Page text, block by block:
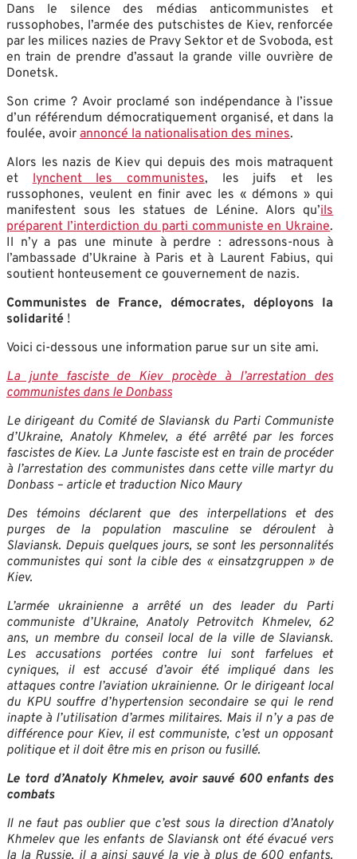
Dans le silence des médias anticommunistes et
russophobes, l’armée des putschistes de Kiev, renforcée
par les milices nazies de Pravy Sektor et de Svoboda, est
en train de prendre d’assaut la grande ville ouvrière de
Donetsk.
Son crime ? Avoir proclamé son indépendance à l’issue
d’un référendum démocratiquement organisé, et dans la
foulée, avoir annoncé la nationalisation des mines.
Alors les nazis de Kiev qui depuis des mois matraquent
et lynchent les communistes, les juifs et les
russophones, veulent en finir avec les « démons » qui
manifestent sous les statues de Lénine. Alors qu’ils
préparent l’interdiction du parti communiste en Ukraine.
Il n’y a pas une minute à perdre : adressons-nous à
l’ambassade d’Ukraine à Paris et à Laurent Fabius, qui
soutient honteusement ce gouvernement de nazis.
Communistes de France, démocrates, déployons la
solidarité !
Voici ci-dessous une information parue sur un site ami.
La junte fasciste de Kiev procède à l’arrestation des
communistes dans le Donbass
Le dirigeant du Comité de Slaviansk du Parti Communiste
d’Ukraine, Anatoly Khmelev, a été arrêté par les forces
fascistes de Kiev. La Junte fasciste est en train de procéder
à l’arrestation des communistes dans cette ville martyr du
Donbass – article et traduction Nico Maury
Des témoins déclarent que des interpellations et des
purges de la population masculine se déroulent à
Slaviansk. Depuis quelques jours, se sont les personnalités
communistes qui sont la cible des « einsatzgruppen » de
Kiev.
L’armée ukrainienne a arrêté un des leader du Parti
communiste d’Ukraine, Anatoly Petrovitch Khmelev, 62
ans, un membre du conseil local de la ville de Slaviansk.
Les accusations portées contre lui sont farfelues et
cyniques, il est accusé d’avoir été impliqué dans les
attaques contre l’aviation ukrainienne. Or le dirigeant local
du KPU souffre d’hypertension secondaire se qui le rend
inapte à l’utilisation d’armes militaires. Mais il n’y a pas de
différence pour Kiev, il est communiste, c’est un opposant
politique et il doit être mis en prison ou fusillé.
Le tord d’Anatoly Khmelev, avoir sauvé 600 enfants des
combats
Il ne faut pas oublier que c’est sous la direction d’Anatoly
Khmelev que les enfants de Slaviansk ont été évacué vers
la la Russie, il a ainsi sauvé la vie à plus de 600 enfants.